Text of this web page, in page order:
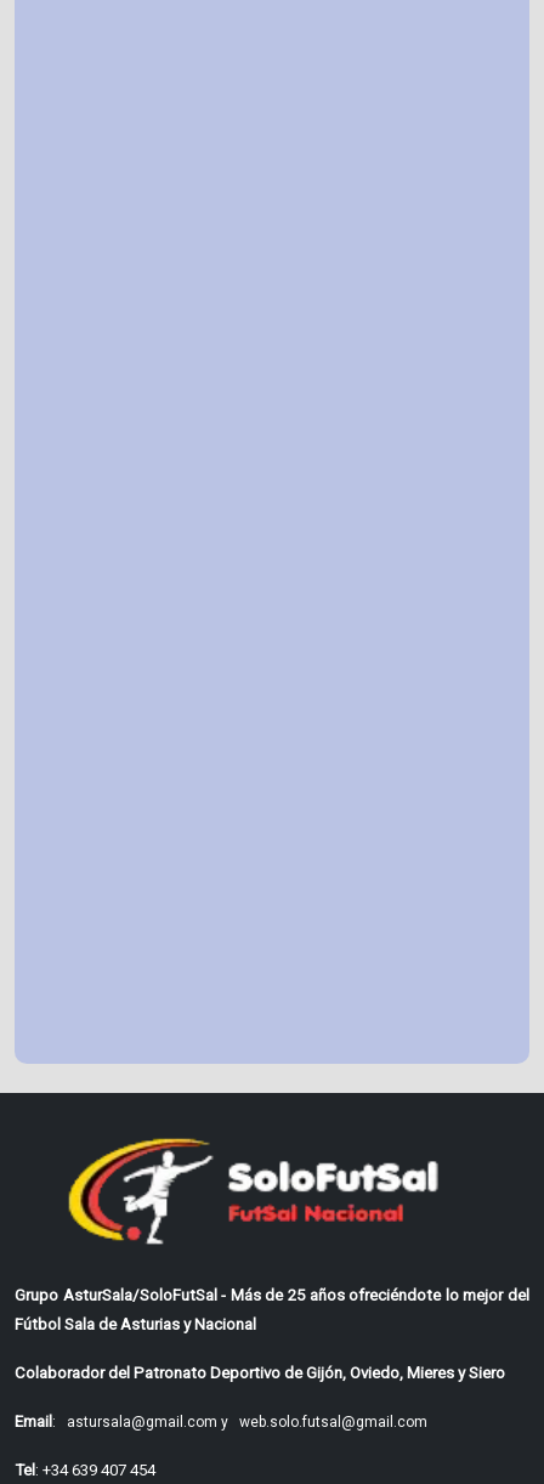
Grupo AsturSala/SoloFutSal - Más de 25 años ofreciéndote lo mejor del
Fútbol Sala de Asturias y Nacional
Colaborador del Patronato Deportivo de Gijón, Oviedo, Mieres y Siero
Email: astursala@gmail.com y web.solo.futsal@gmail.com
Tel: +34 639 407 454